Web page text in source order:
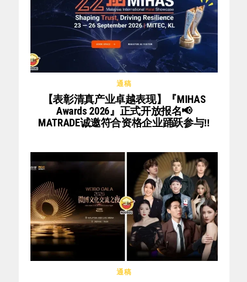
通稿
【表彰清真产业卓越表现】『MIHAS
Awards 2026』正式开放报名📢
MATRADE诚邀符合资格企业踊跃参与‼️
通稿